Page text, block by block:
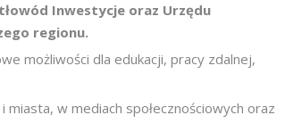
Inwestycje oraz Urzędu
regionu.
możliwości dla edukacji, pracy zdalnej,
miasta, w mediach społecznościowych oraz